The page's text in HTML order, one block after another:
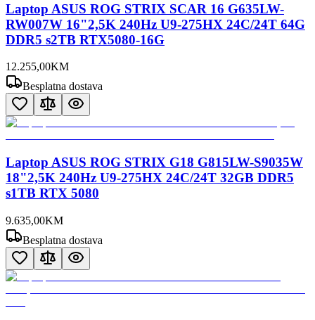
Laptop ASUS ROG STRIX SCAR 16 G635LW-
RW007W 16"2,5K 240Hz U9-275HX 24C/24T 64G
DDR5 s2TB RTX5080-16G
12.255,00KM
Besplatna dostava
Laptop ASUS ROG STRIX G18 G815LW-S9035W
18"2,5K 240Hz U9-275HX 24C/24T 32GB DDR5
s1TB RTX 5080
9.635,00KM
Besplatna dostava